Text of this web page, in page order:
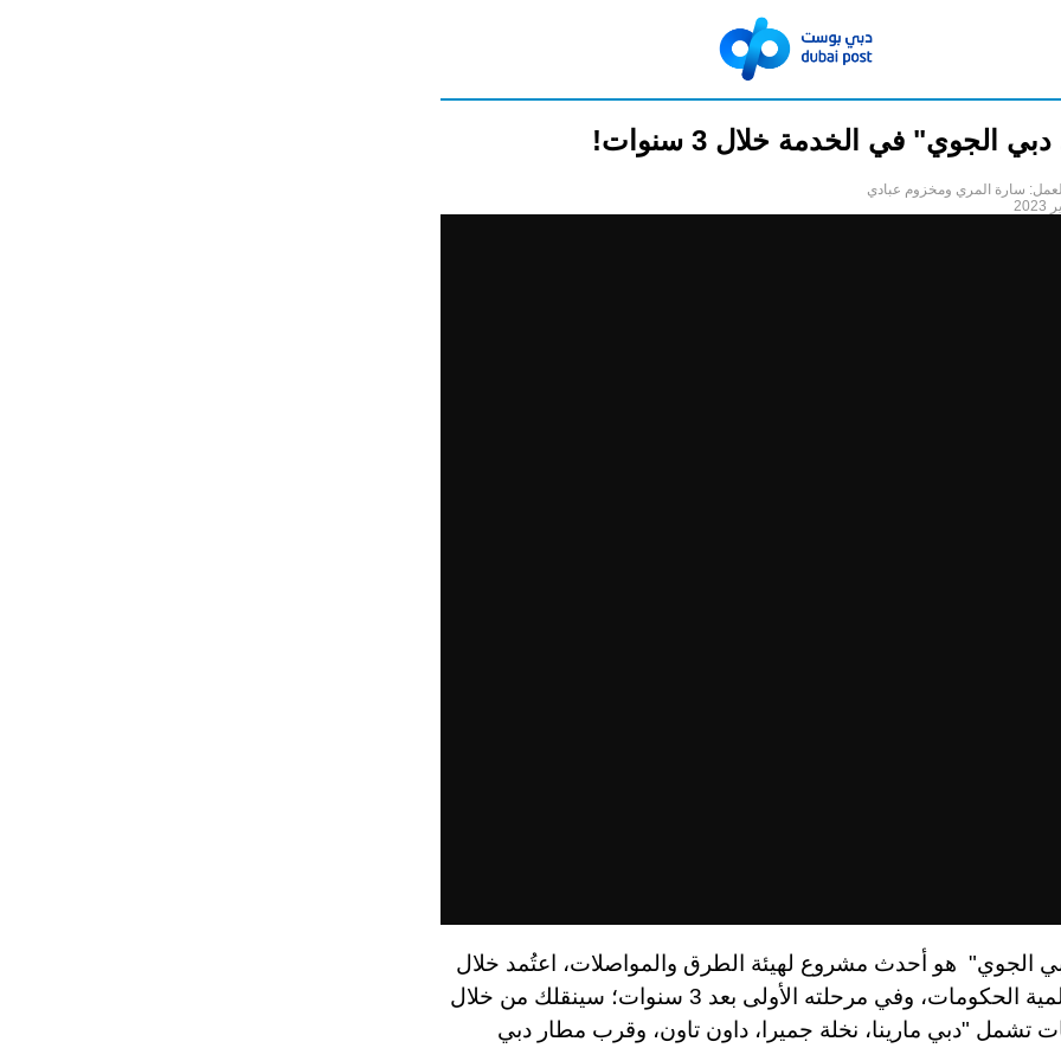
الجوي" في الخدمة خلال 3 سنوات!
سارة المري ومخزوم عبادي
الجوي" هو أحدث مشروع لهيئة الطرق والمواصلات، اعتُمد خلال
القمة العالمية الحكومات، وفي مرحلته الأولى بعد 3 سنوات؛ سينقلك من خلال
تشمل "دبي مارينا، نخلة جميرا، داون تاون، وقرب مطار دبي